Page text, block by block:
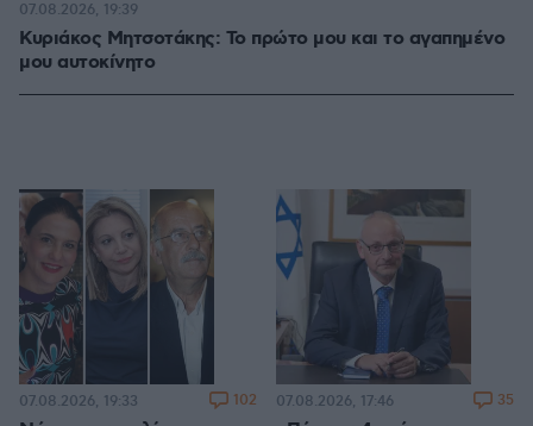
Κυριάκος Μητσοτάκης: Το πρώτο μου και το αγαπημένο
μου αυτοκίνητο
07.08.2026, 19:39
07.08.2026, 19:33 102 07.08.2026, 17:46 35